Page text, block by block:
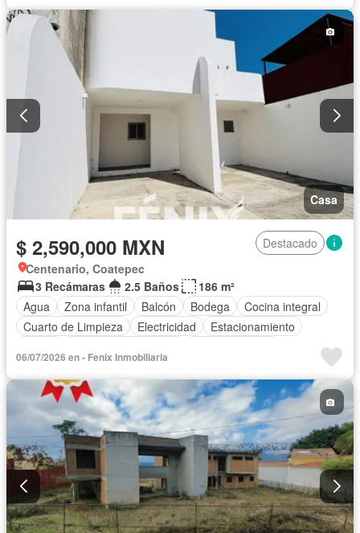
Casa
$ 2,590,000 MXN
Destacado
Centenario, Coatepec
3 Recámaras
2.5 Baños
186 m²
Agua
Zona infantil Balcón Bodega
Cocina integral
Cuarto de Limpieza
Electricidad
Estacionamiento
Sin amueblar
06/07/2026 en - Fenix Inmobiliaria